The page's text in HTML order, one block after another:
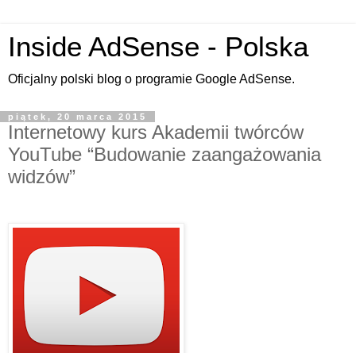
Inside AdSense - Polska
Oficjalny polski blog o programie Google AdSense.
piątek, 20 marca 2015
Internetowy kurs Akademii twórców
YouTube “Budowanie zaangażowania
widzów”